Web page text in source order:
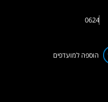
0624
הוספה למועדפים